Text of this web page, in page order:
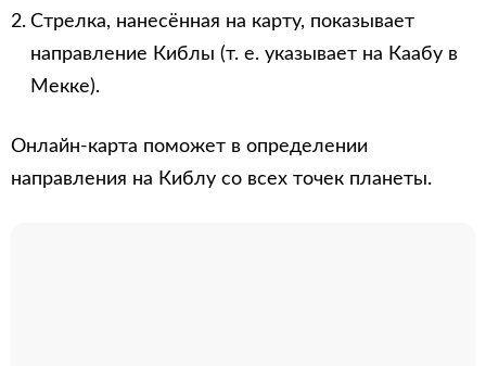
Стрелка, нанесённая на карту, показывает
направление Киблы (т. е. указывает на Каабу в
Мекке).
Онлайн-карта поможет в определении
направления на Киблу со всех точек планеты.